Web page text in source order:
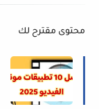
محتوى مقترح لك